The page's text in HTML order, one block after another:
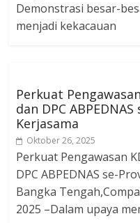
Demonstrasi besar-
menjadi kekacauan
Perkuat
dan DPC
Kerjasama
Oktober 26, 2025
Perkuat Pengawasan
DPC ABPEDNAS se-
Bangka
2025 –Dalam upaya